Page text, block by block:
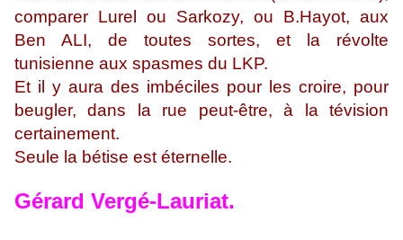
comparer Lurel ou Sarkozy, ou B.Hayot, aux
Ben ALI, de toutes sortes, et la révolte
tunisienne aux spasmes du LKP.
Et il y aura des imbéciles pour les croire, pour
beugler, dans la rue peut-être, à la tévision
certainement.
Seule la bétise est éternelle.
Gérard Vergé-Lauriat.